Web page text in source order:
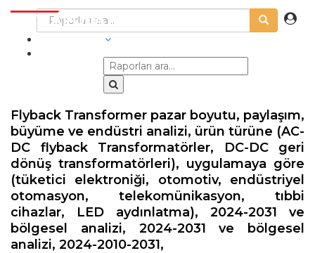
Flyback Transformer pazar boyutu, paylaşım,
büyüme ve endüstri analizi, ürün türüne (AC-
DC flyback Transformatörler, DC-DC geri
dönüş transformatörleri), uygulamaya göre
(tüketici elektroniği, otomotiv, endüstriyel
otomasyon, telekomünikasyon, tıbbi
cihazlar, LED aydınlatma), 2024-2031 ve
bölgesel analizi, 2024-2031 ve bölgesel
analizi, 2024-2010-2031,